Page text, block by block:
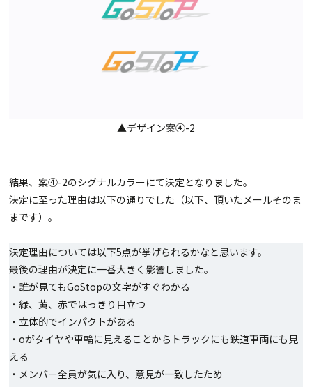
▲デザイン案④-2
結果、案④-2のシグナルカラーにて決定となりました。
決定に至った理由は以下の通りでした（以下、頂いたメールそのま
まです）。
決定理由については以下5点が挙げられるかなと思います。
最後の理由が決定に一番大きく影響しました。
・誰が見てもGoStopの文字がすぐわかる
・緑、黄、赤ではっきり目立つ
・立体的でインパクトがある
・oがタイヤや車輪に見えることからトラックにも鉄道車両にも見
える
・メンバー全員が気に入り、意見が一致したため